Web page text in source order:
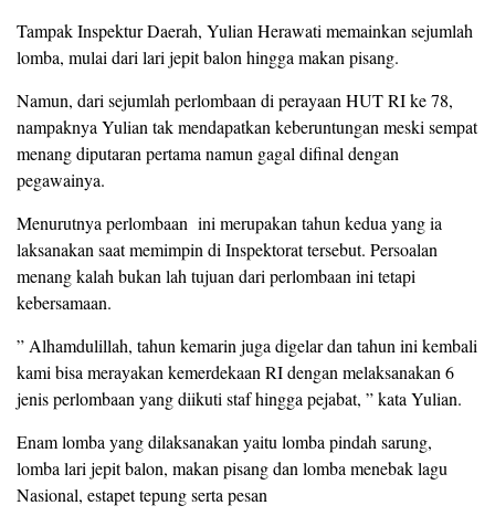
Tampak Inspektur Daerah, Yulian Herawati memainkan sejumlah
lomba, mulai dari lari jepit balon hingga makan pisang.
Namun, dari sejumlah perlombaan di perayaan HUT RI ke 78,
nampaknya Yulian tak mendapatkan keberuntungan meski sempat
menang diputaran pertama namun gagal difinal dengan
pegawainya.
Menurutnya perlombaan ini merupakan tahun kedua yang ia
laksanakan saat memimpin di Inspektorat tersebut. Persoalan
menang kalah bukan lah tujuan dari perlombaan ini tetapi
kebersamaan.
” Alhamdulillah, tahun kemarin juga digelar dan tahun ini kembali
kami bisa merayakan kemerdekaan RI dengan melaksanakan 6
jenis perlombaan yang diikuti staf hingga pejabat, ” kata Yulian.
Enam lomba yang dilaksanakan yaitu lomba pindah sarung,
lomba lari jepit balon, makan pisang dan lomba menebak lagu
Nasional, estapet tepung serta pesan